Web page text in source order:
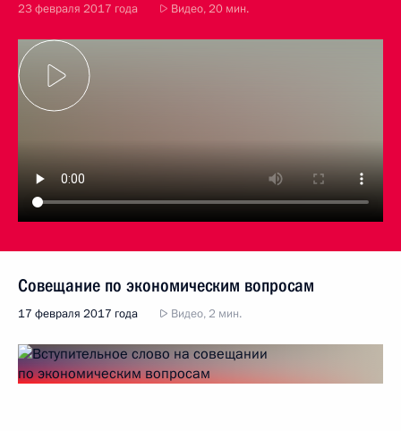
23 февраля 2017 года Видео, 20 мин.
Совещание по экономическим вопросам
17 февраля 2017 года Видео, 2 мин.